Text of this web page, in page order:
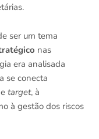
ser um tema
nas
era analisada
se conecta
target, à
à gestão dos riscos